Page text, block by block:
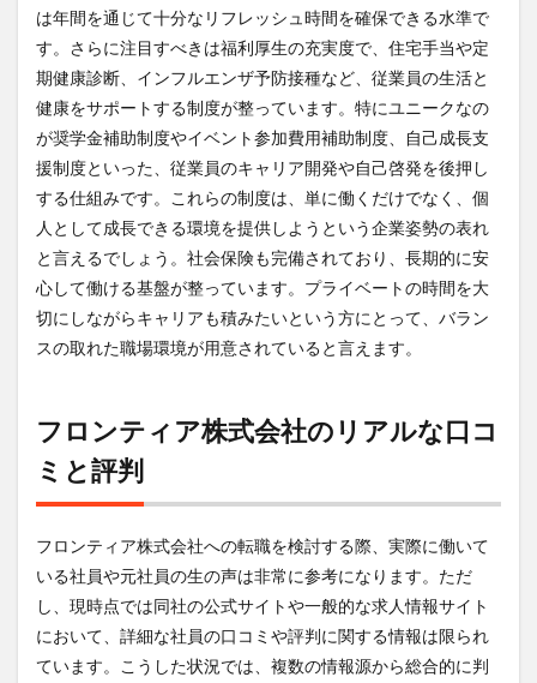
は年間を通じて十分なリフレッシュ時間を確保できる水準で
す。さらに注目すべきは福利厚生の充実度で、住宅手当や定
期健康診断、インフルエンザ予防接種など、従業員の生活と
健康をサポートする制度が整っています。特にユニークなの
が奨学金補助制度やイベント参加費用補助制度、自己成長支
援制度といった、従業員のキャリア開発や自己啓発を後押し
する仕組みです。これらの制度は、単に働くだけでなく、個
人として成長できる環境を提供しようという企業姿勢の表れ
と言えるでしょう。社会保険も完備されており、長期的に安
心して働ける基盤が整っています。プライベートの時間を大
切にしながらキャリアも積みたいという方にとって、バラン
スの取れた職場環境が用意されていると言えます。
フロンティア株式会社のリアルな口コ
ミと評判
フロンティア株式会社への転職を検討する際、実際に働いて
いる社員や元社員の生の声は非常に参考になります。ただ
し、現時点では同社の公式サイトや一般的な求人情報サイト
において、詳細な社員の口コミや評判に関する情報は限られ
ています。こうした状況では、複数の情報源から総合的に判